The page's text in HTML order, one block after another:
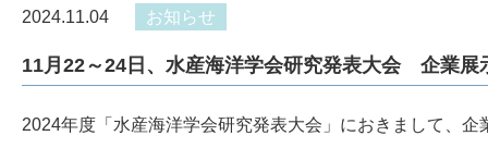
2024.11.04 お知らせ
11月22～24日、水産海洋学会研究発表大会 企業展
2024年度「水産海洋学会研究発表大会」におきまして、企